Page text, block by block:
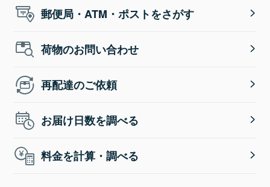
郵便局・ATM・ポストをさがす
荷物のお問い合わせ
再配達のご依頼
お届け日数を調べる
料金を計算・調べる